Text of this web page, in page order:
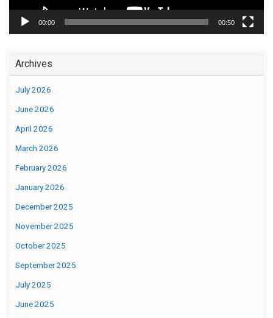
00:00 00:50
Archives
July 2026
June 2026
April 2026
March 2026
February 2026
January 2026
December 2025
November 2025
October 2025
September 2025
July 2025
June 2025